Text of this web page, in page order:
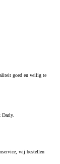
goed en veilig te
Darly.
wij bestellen